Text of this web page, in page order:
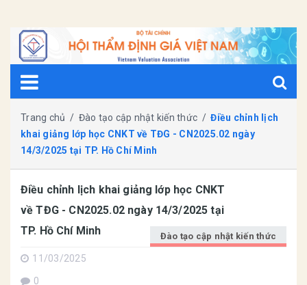
Trang chủ / Đào tạo cập nhật kiến thức / Điều chỉnh lịch
khai giảng lớp học CNKT về TĐG - CN2025.02 ngày
14/3/2025 tại TP. Hồ Chí Minh
Điều chỉnh lịch khai giảng lớp học CNKT
về TĐG - CN2025.02 ngày 14/3/2025 tại
TP. Hồ Chí Minh
Đào tạo cập nhật kiến thức
11/03/2025
0